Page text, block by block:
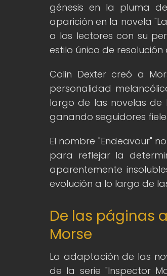
génesis en la pluma
aparición en la novela
a los lectores con su
estilo único de resolución
Colin Dexter creó a
personalidad
largo de las novelas de
ganando seguidores
El nombre "Endeavour"
para reflejar la
aparentemente
evolución a lo largo de
De las páginas
Morse
La adaptación de las
de la serie "Inspector